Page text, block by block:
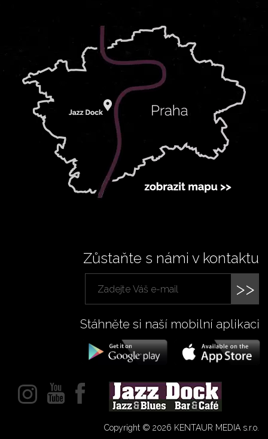
Zůstaňte s námi v kontaktu
>>
Stáhněte si naší mobilní aplikaci
Copyright © 2026 KENTAUR MEDIA s.r.o.